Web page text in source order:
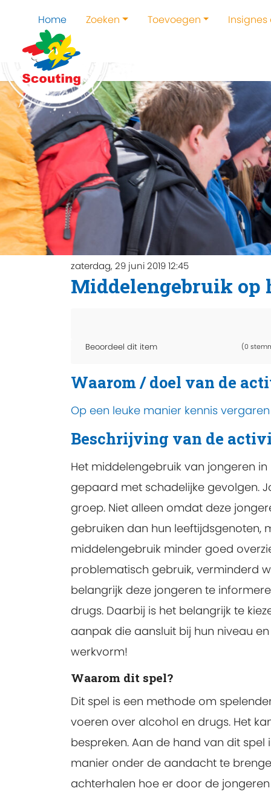
Home Zoeken Toevoegen
zaterdag, 29 juni 2019 12:45
Middelengebruik op
Beoordeel dit item (0
Waarom / doel van de
Op een leuke manier kennis
Beschrijving van de
Het middelengebruik van jongeren
gepaard met schadelijke gevolgen.
groep. Niet alleen omdat deze
gebruiken dan hun leeftijdsgenoten,
middelengebruik minder goed
problematisch gebruik, verminderd
belangrijk deze jongeren te
drugs. Daarbij is het belangrijk te
aanpak die aansluit bij hun niveau
werkvorm!
Waarom dit spel?
Dit spel is een methode om
voeren over alcohol en drugs. Het
bespreken. Aan de hand van dit
manier onder de aandacht te
achterhalen hoe er door de